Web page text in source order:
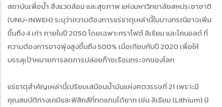
สถาบันเพื่อน้ำ สิ่งแวดล้อม และสุขภาพ แห่งมหาวิทยาลัยสหประชาชาติ
(UNU-INWEH) ระบุว่าความต้องการแร่ธาตุเหล่านี้ในบางกรณีอาจเพิ่ม
ขึ้นถึง 4 เท่า ภายในปี 2050 โดยเฉพาะกราไฟต์ ลิเธียม และโคบอลต์ ที่
ความต้องการอาจพุ่งสูงขึ้นถึง 500% เมื่อเทียบกับปี 2020 เพื่อให้
บรรลุเป้าหมายการลดการปล่อยก๊าซเรือนกระจกของโลก
แร่ธาตุสำคัญเหล่านี้เปรียบเสมือนน้ำมันแห่งศตวรรษที่ 21 เพราะมี
คุณสมบัติทางเคมีและฟิสิกส์ที่ทดแทนได้ยาก เช่น ลิเธียม (Lithium) มี